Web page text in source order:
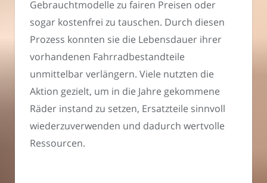
Gebrauchtmodelle zu fairen Preisen oder
sogar kostenfrei zu tauschen. Durch diesen
Prozess konnten sie die Lebensdauer ihrer
vorhandenen Fahrradbestandteile
unmittelbar verlängern. Viele nutzten die
Aktion gezielt, um in die Jahre gekommene
Räder instand zu setzen, Ersatzteile sinnvoll
wiederzuverwenden und dadurch wertvolle
Ressourcen.